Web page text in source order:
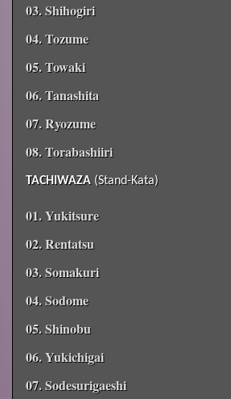
03. Shihogiri
04. Tozume
05. Towaki
06. Tanashita
07. Ryozume
08. Torabashiiri
TACHIWAZA (Stand-Kata)
01. Yukitsure
02. Rentatsu
03. Somakuri
04. Sodome
05. Shinobu
06. Yukichigai
07. Sodesurigaeshi